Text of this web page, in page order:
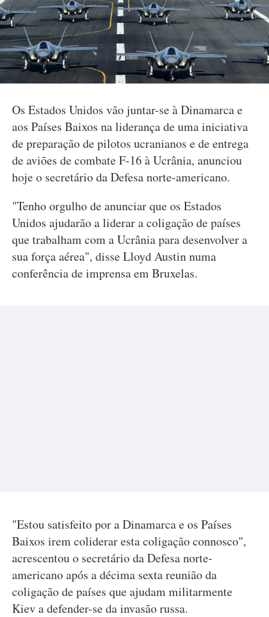
Os Estados Unidos vão juntar-se à Dinamarca e
aos Países Baixos na liderança de uma iniciativa
de preparação de pilotos ucranianos e de entrega
de aviões de combate F-16 à Ucrânia, anunciou
hoje o secretário da Defesa norte-americano.
"Tenho orgulho de anunciar que os Estados
Unidos ajudarão a liderar a coligação de países
que trabalham com a Ucrânia para desenvolver a
sua força aérea", disse Lloyd Austin numa
conferência de imprensa em Bruxelas.
"Estou satisfeito por a Dinamarca e os Países
Baixos irem coliderar esta coligação connosco",
acrescentou o secretário da Defesa norte-
americano após a décima sexta reunião da
coligação de países que ajudam militarmente
Kiev a defender-se da invasão russa.